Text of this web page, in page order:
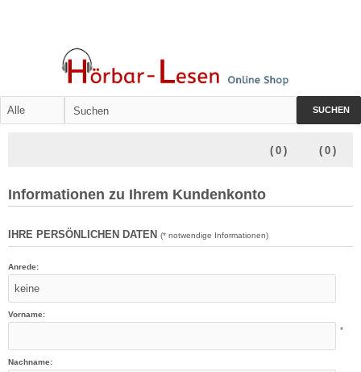
SUCHEN
( 0 )
( 0 )
Informationen zu Ihrem Kundenkonto
IHRE PERSÖNLICHEN DATEN (* notwendige Informationen)
Anrede:
Vorname:
*
Nachname: